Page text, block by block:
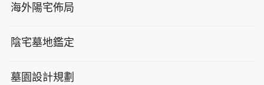
海外陽宅佈局
陰宅墓地鑑定
墓園設計規劃